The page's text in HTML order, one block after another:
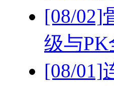
[08/02]
级与
[08/01]